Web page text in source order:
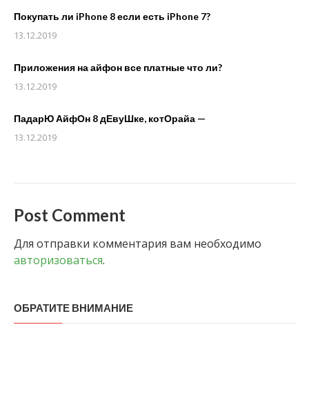
Покупать ли iPhone 8 если есть iPhone 7?
13.12.2019
Приложения на айфон все платные что ли?
13.12.2019
ПадарЮ АйфОн 8 дЕвуШке, котОрайа —
13.12.2019
Post Comment
Для отправки комментария вам необходимо
авторизоваться.
ОБРАТИТЕ ВНИМАНИЕ